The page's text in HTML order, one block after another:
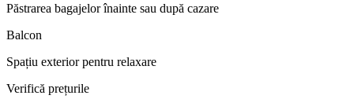
Păstrarea bagajelor înainte sau după cazare
Balcon
Spațiu exterior pentru relaxare
Verifică prețurile